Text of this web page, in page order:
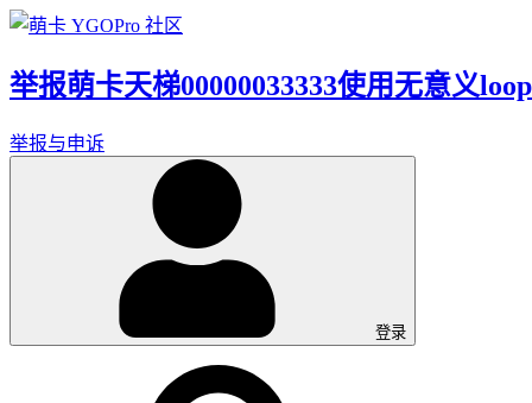
举报萌卡天梯00000033333使用无意义
举报与申诉
登录